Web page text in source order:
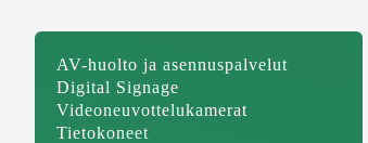
AV-huolto ja asennuspalvelut
Digital Signage
Videoneuvottelukamerat
Tietokoneet